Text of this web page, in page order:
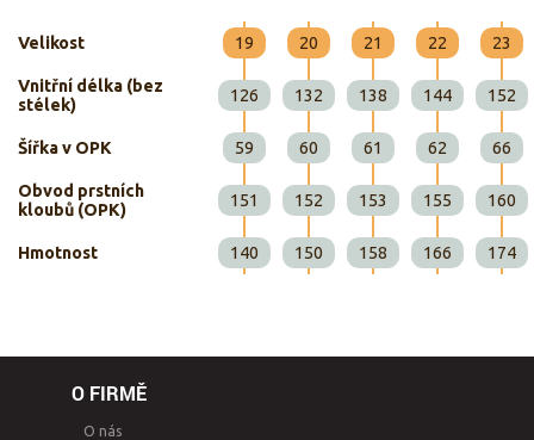
Velikost 19 20 21 22 23
Vnitřní délka (bez
stélek)
126 132 138 144 152
Šířka v OPK 59 60 61 62 66
Obvod prstních
kloubů (OPK)
151 152 153 155 160
Hmotnost 140 150 158 166 174
O FIRMĚ
O nás